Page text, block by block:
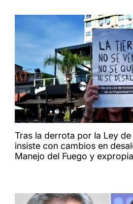
Tras la derrota por la Ley
insiste con cambios en
Manejo del Fuego y